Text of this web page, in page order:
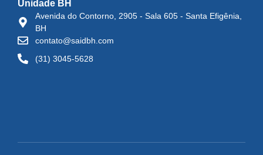
Unidade BH
Avenida do Contorno, 2905 - Sala 605 - Santa Efigênia,
BH
contato@saidbh.com
(31) 3045-5628